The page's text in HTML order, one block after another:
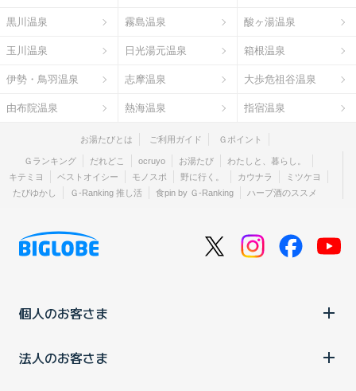
黒川温泉 霧島温泉 酸ヶ湯温泉
玉川温泉 日光湯元温泉 箱根温泉
伊勢・鳥羽温泉 志摩温泉 大歩危祖谷温泉
由布院温泉 熱海温泉 指宿温泉
お湯たびとは ご利用ガイド Ｇポイント
Ｇランキング だれどこ ocruyo お湯たび
わたしと、暮らし。
キテミヨ
ベストオイシー モノスポ 野に行く。 カウナラ
ミツケヨ
たびゆかし
Ｇ-Ranking 推し活 食pin by Ｇ-Ranking ハーブ酒のススメ
個人のお客さま
法人のお客さま